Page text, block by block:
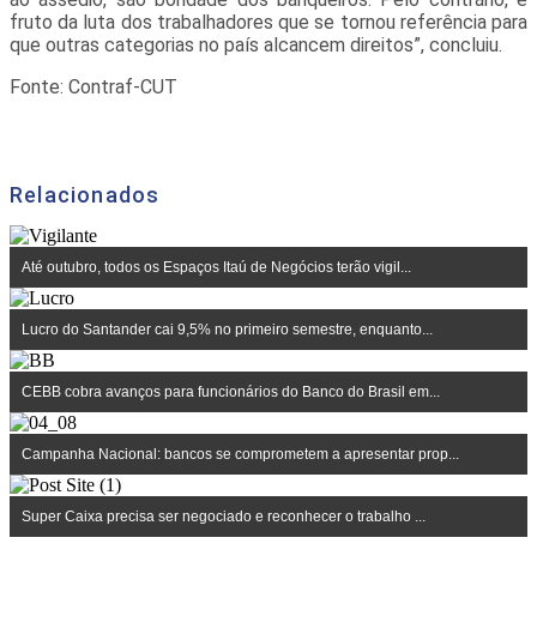
fruto da luta dos trabalhadores que se tornou referência para
que outras categorias no país alcancem direitos”, concluiu.
Fonte: Contraf-CUT
Relacionados
Até outubro, todos os Espaços Itaú de Negócios terão vigil...
Lucro do Santander cai 9,5% no primeiro semestre, enquanto...
CEBB cobra avanços para funcionários do Banco do Brasil em...
Campanha Nacional: bancos se comprometem a apresentar prop...
Super Caixa precisa ser negociado e reconhecer o trabalho ...